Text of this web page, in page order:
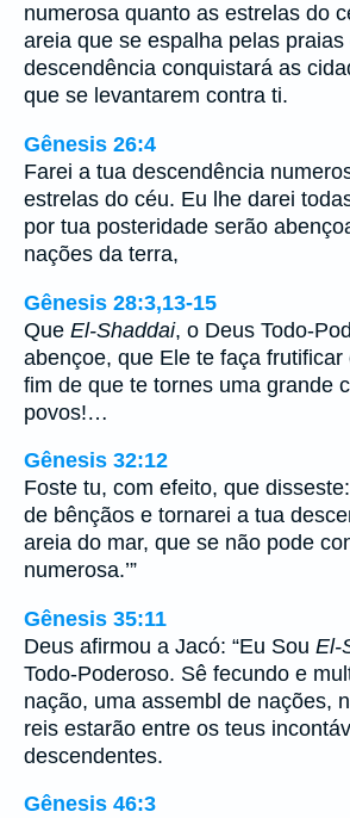
numerosa quanto as estrelas do
areia que se espalha pelas
descendência conquistará as
que se levantarem contra ti.
Gênesis 26:4
Farei a tua descendência
estrelas do céu. Eu lhe darei
por tua posteridade serão
nações da terra,
Gênesis 28:3,13-15
Que El-Shaddai, o Deus Todo-
abençoe, que Ele te faça frutificar
fim de que te tornes uma grande
povos!…
Gênesis 32:12
Foste tu, com efeito, que
de bênçãos e tornarei a tua
areia do mar, que se não pode
numerosa.’”
Gênesis 35:11
Deus afirmou a Jacó: “Eu Sou El-
Todo-Poderoso. Sê fecundo e
nação, uma assembl de nações,
reis estarão entre os teus
descendentes.
Gênesis 46:3